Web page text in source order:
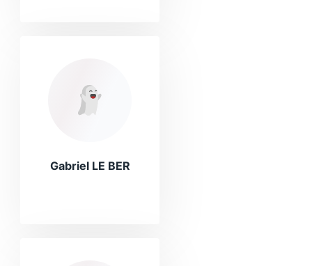
Gabriel LE BER